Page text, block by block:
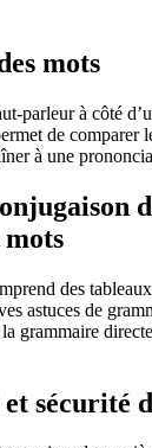
mots
parleur à côté
de comparer
à une
mots
des
astuces de
grammaire
sécurité